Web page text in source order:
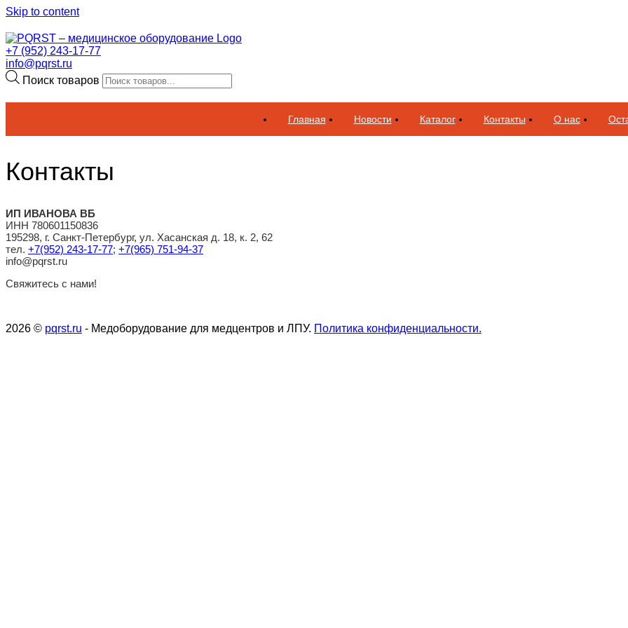
Skip to content
+7 (952) 243-17-77
info@pqrst.ru
Поиск товаров
Главная Новости Каталог Контакты О нас
Контакты
ИП ИВАНОВА ВБ
ИНН 780601150836
195298, г. Санкт-Петербург, ул. Хасанская д. 18, к. 2, 62
тел. +7(952) 243-17-77; +7(965) 751-94-37
info@pqrst.ru
Свяжитесь с нами!
2026 © pqrst.ru - Медоборудование для медцентров и ЛПУ. Политика конфиденциальности.